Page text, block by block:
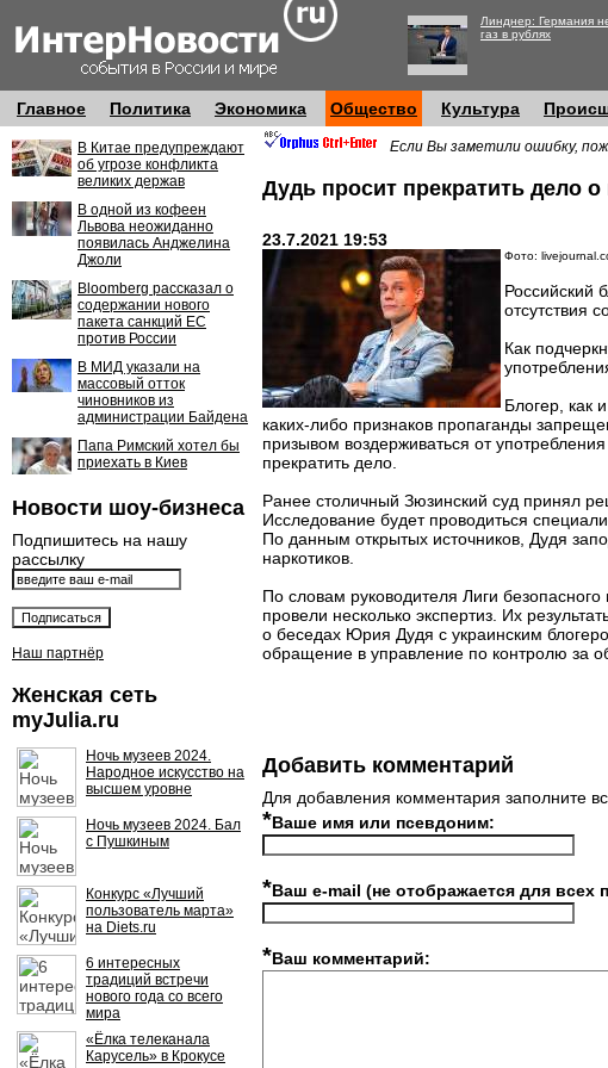
Линднер: Германия
газ в рублях
Главное Политика Экономика Общество Культура
В Китае предупреждают
об угрозе конфликта
великих держав
В одной из кофеен
Львова неожиданно
появилась Анджелина
Джоли
Bloomberg рассказал о
содержании нового
пакета санкций ЕС
против России
В МИД указали на
массовый отток
чиновников из
администрации Байдена
Папа Римский хотел бы
приехать в Киев
Новости шоу-бизнеса
Подпишитесь на нашу
рассылку
Наш партнёр
Женская сеть
myJulia.ru
Ночь музеев 2024.
Народное искусство на
высшем уровне
Ночь музеев 2024. Бал
с Пушкиным
Конкурс «Лучший
пользователь марта»
на Diets.ru
6 интересных
традиций встречи
нового года со всего
мира
«Ёлка телеканала
Карусель» в Крокусе
Если Вы заметили ошибку,
Дудь просит прекратить дело
23.7.2021 19:53
Фото:
Российский
отсутствия
Как
Блогер, как
каких-либо признаков пропаганды
призывом воздерживаться от
прекратить дело.
Ранее столичный Зюзинский суд принял
Исследование будет проводиться
По данным открытых источников, Дудя
наркотиков.
По словам руководителя Лиги
провели несколько экспертиз. Их
о беседах Юрия Дудя с украинским
обращение в управление по контролю за
Добавить комментарий
Для добавления комментария заполните
*Ваше имя или псевдоним:
*Ваш e-mail (не отображается для всех
*Ваш комментарий: